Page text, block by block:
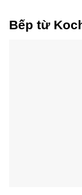
Bếp từ